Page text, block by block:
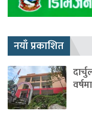
नयाँ प्रकाशित